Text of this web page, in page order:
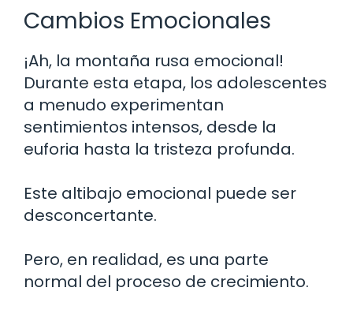
Cambios Emocionales
¡Ah, la montaña rusa emocional!
Durante esta etapa, los adolescentes
a menudo experimentan
sentimientos intensos, desde la
euforia hasta la tristeza profunda.
Este altibajo emocional puede ser
desconcertante.
Pero, en realidad, es una parte
normal del proceso de crecimiento.